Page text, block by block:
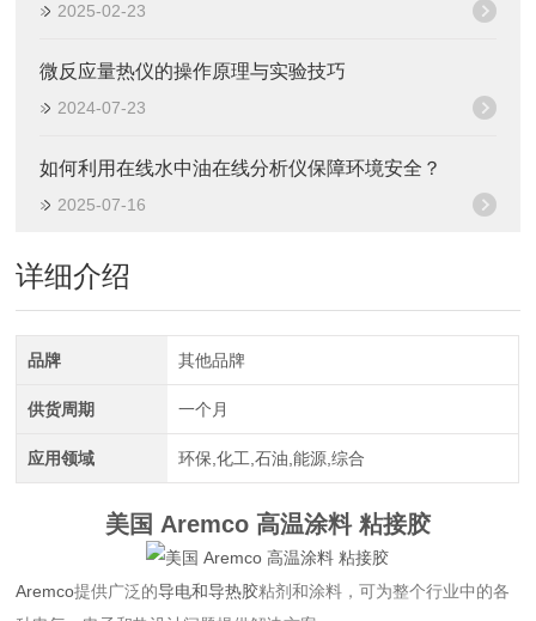
2025-02-23
微反应量热仪的操作原理与实验技巧
2024-07-23
如何利用在线水中油在线分析仪保障环境安全？
2025-07-16
详细介绍
品牌 其他品牌
供货周期 一个月
应用领域 环保,化工,石油,能源,综合
美国 Aremco 高温涂料 粘接胶
Aremco提供广泛的导电和导热胶粘剂和涂料，可为整个行业中的各